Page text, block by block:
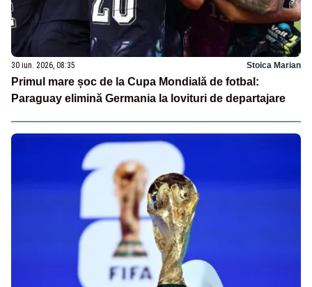
30 iun. 2026, 08:35 Stoica Marian
Primul mare șoc de la Cupa Mondială de fotbal:
Paraguay elimină Germania la lovituri de departajare